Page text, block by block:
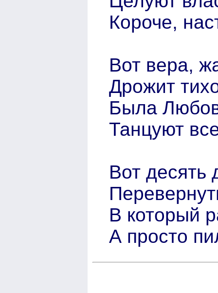
Короче,
Вот вера,
Дрожит
Была
Танцуют
Вот десять
В который
А просто